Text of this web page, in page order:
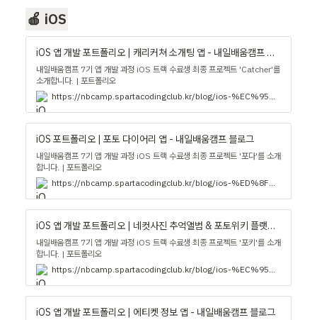
🍎 iOS
iOS 앱 개발 포트폴리오 | 캐리커쳐 소개팅 앱 - 내일배움캠프 블로그
내일배움캠프 7기 앱 개발 과정 iOS 트랙 수료생 최종 프로젝트 'Catcher'를
소개합니다. | 포트폴리오
https://nbcamp.spartacodingclub.kr/blog/ios-%EC%95%B1-%EA%B0%9C%EB%B0%9C-%ED%8F%AC%ED%8A%B8%ED%8F%B4%EB%A6%AC%EC%98%A4-%EC%BA%90%EB%A6%AC%EC%BB%A4%EC%B3%90-%EC%86%8C%EA%B0%9C%ED%8C%85-%EC%95%B1-17104
iOS 포트폴리오 | 포토 다이어리 앱 - 내일배움캠프 블로그
내일배움캠프 7기 앱 개발 과정 iOS 트랙 수료생 최종 프로젝트 '포다'를 소개
합니다. | 포트폴리오
https://nbcamp.spartacodingclub.kr/blog/ios-%ED%8F%AC%ED%8A%B8%ED%8F%B4%EB%A6%AC%EC%98%A4-%ED%8F%AC%ED%86%A0-%EB%8B%A4%EC%9D%B4%EC%96%B4%EB%A6%AC-%EC%95%B1-16735
iOS 앱 개발 포트폴리오 | 네컷사진 추억앨범 & 포토위키 플랫폼 - 내일배움캠프 블로그
내일배움캠프 7기 앱 개발 과정 iOS 트랙 수료생 최종 프로젝트 '포키'를 소개
합니다. | 포트폴리오
https://nbcamp.spartacodingclub.kr/blog/ios-%EC%95%B1-%EA%B0%9C%EB%B0%9C-%ED%8F%AC%ED%8A%B8%ED%8F%B4%EB%A6%AC%EC%98%A4-%EB%84%A4%EC%BB%B7%EC%82%AC%EC%A7%84-%EC%B6%94%EC%96%B5%EC%95%A8%EB%B2%94-%ED%8F%AC%ED%86%A0%EC%9C%84%ED%82%A4-%ED%94%8C%EB%9E%AB%ED%8F%BC--17110
iOS 앱 개발 포트폴리오 | 에티켓 정보 앱 - 내일배움캠프 블로그